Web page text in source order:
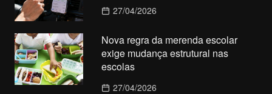
27/04/2026
Nova regra da merenda escolar
exige mudança estrutural nas
escolas
27/04/2026